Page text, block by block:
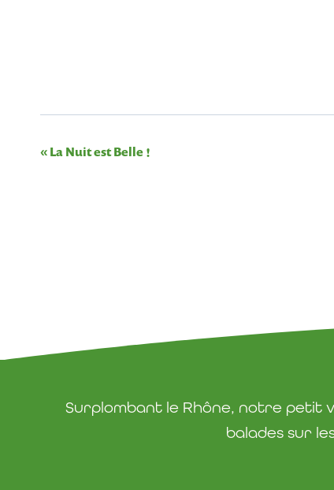
Navigation
« La Nuit est Belle !
Surplombant le Rhône, notre petit
balades sur